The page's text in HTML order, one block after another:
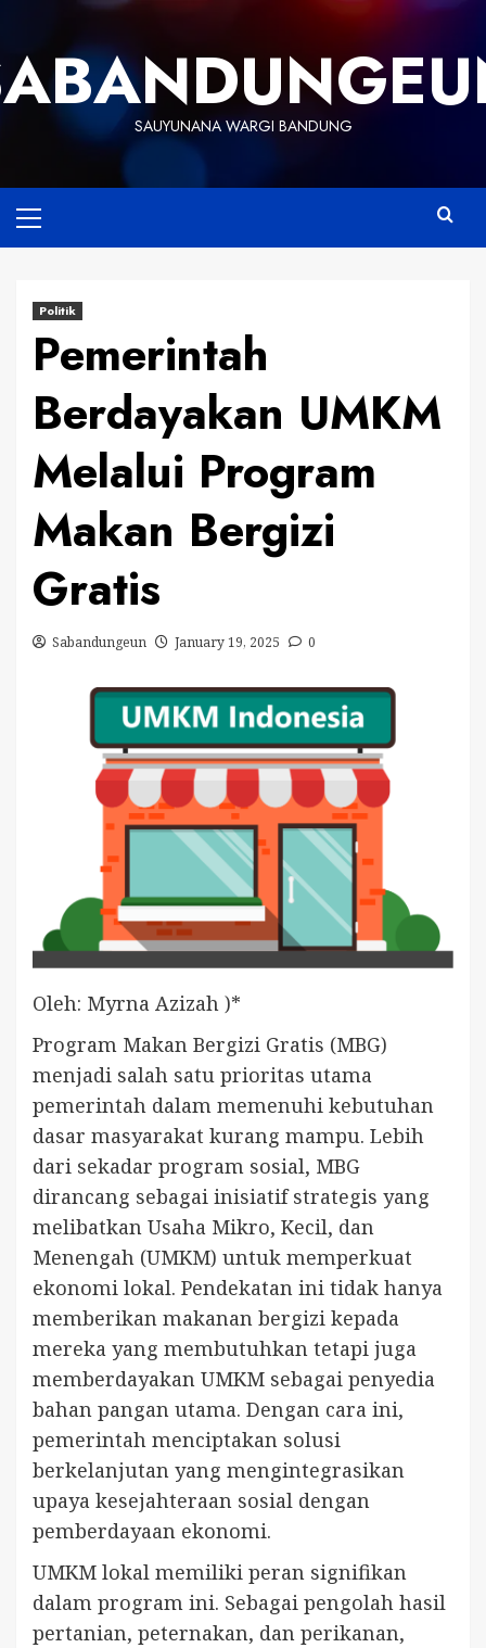
content
SAUYUNANA WARGI BANDUNG
Menu
Politik
Pemerintah
Berdayakan UMKM
Melalui Program
Makan Bergizi
Gratis
Sabandungeun January 19, 2025 0
Oleh: Myrna Azizah )*
Program Makan Bergizi Gratis (MBG)
menjadi salah satu prioritas utama
pemerintah dalam memenuhi kebutuhan
dasar masyarakat kurang mampu. Lebih
dari sekadar program sosial, MBG
dirancang sebagai inisiatif strategis yang
melibatkan Usaha Mikro, Kecil, dan
Menengah (UMKM) untuk memperkuat
ekonomi lokal. Pendekatan ini tidak hanya
memberikan makanan bergizi kepada
mereka yang membutuhkan tetapi juga
memberdayakan UMKM sebagai penyedia
bahan pangan utama. Dengan cara ini,
pemerintah menciptakan solusi
berkelanjutan yang mengintegrasikan
upaya kesejahteraan sosial dengan
pemberdayaan ekonomi.
UMKM lokal memiliki peran signifikan
dalam program ini. Sebagai pengolah hasil
pertanian, peternakan, dan perikanan,